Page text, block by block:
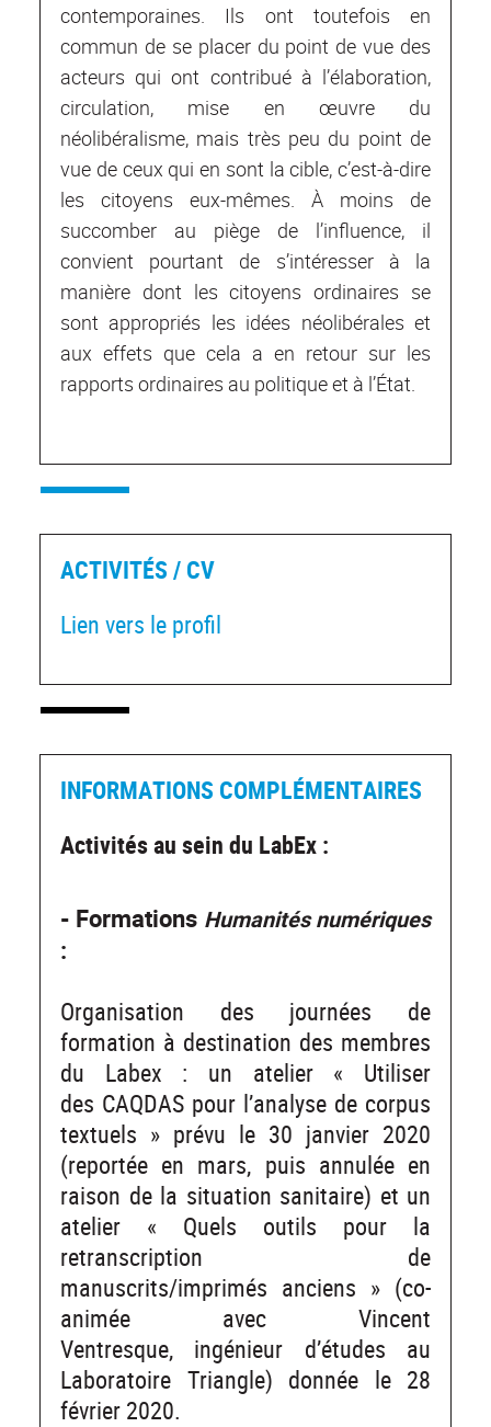
contemporaines. Ils ont toutefois en
commun de se placer du point de vue des
acteurs qui ont contribué à l’élaboration,
circulation, mise en œuvre du
néolibéralisme, mais très peu du point de
vue de ceux qui en sont la cible, c’est-à-dire
les citoyens eux-mêmes. À moins de
succomber au piège de l’influence, il
convient pourtant de s’intéresser à la
manière dont les citoyens ordinaires se
sont appropriés les idées néolibérales et
aux effets que cela a en retour sur les
rapports ordinaires au politique et à l’État.
ACTIVITÉS / CV
Lien vers le profil
INFORMATIONS COMPLÉMENTAIRES
Activités au sein du LabEx :
- Formations Humanités numériques
:
Organisation des journées de
formation à destination des membres
du Labex : un atelier « Utiliser
des CAQDAS pour l’analyse de corpus
textuels » prévu le 30 janvier 2020
(reportée en mars, puis annulée en
raison de la situation sanitaire) et un
atelier « Quels outils pour la
retranscription de
manuscrits/imprimés anciens » (co-
animée avec Vincent
Ventresque, ingénieur d’études au
Laboratoire Triangle) donnée le 28
février 2020.